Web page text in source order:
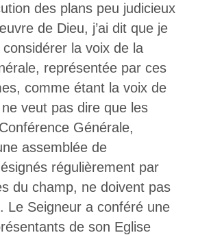
des plans peu judicieux
de Dieu, j’ai dit que je
la voix de la
représentée par ces
comme étant la voix de
veut pas dire que les
Générale,
assemblée de
régulièrement par
du champ, ne doivent pas
Le Seigneur a conféré une
de son Eglise